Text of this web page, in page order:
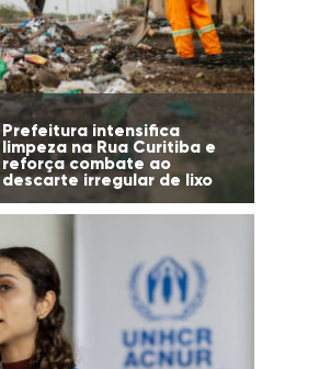
Prefeitura intensifica
limpeza na Rua Curitiba e
reforça combate ao
descarte irregular de lixo